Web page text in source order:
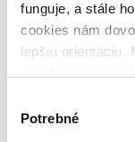
funguje, a stále
cookies nám
lepšiu orientáciu.
keby sme mohli
súhlasu
Potrebné
Najlacnejšie
Najvyššia zľava
Použité filtre